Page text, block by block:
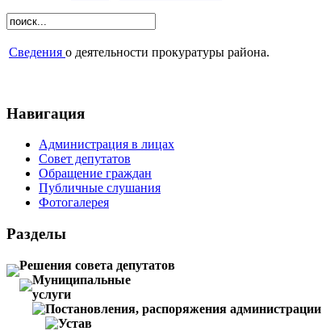
Сведения о деятельности прокуратуры района.
Навигация
Администрация в лицах
Совет депутатов
Обращение граждан
Публичные слушания
Фотогалерея
Разделы
Решения совета депутатов
Муниципальные
услуги
Постановления, распоряжения администрации
Устав